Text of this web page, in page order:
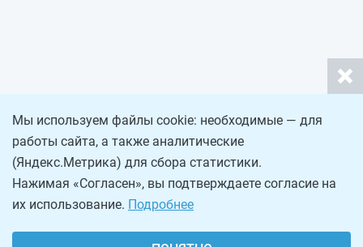
Мы используем файлы cookie: необходимые — для
работы сайта, а также аналитические
(Яндекс.Метрика) для сбора статистики.
Нажимая «Согласен», вы подтверждаете согласие на
их использование. Подробнее